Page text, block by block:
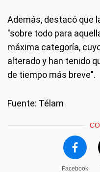
Además, destacó que
"sobre todo para
máxima categoría,
alterado y han tenido
de tiempo más breve".
Fuente: Télam
Facebook